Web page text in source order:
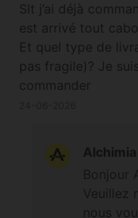
Slt j’ai déjà
est arrivé tout
Et quel type de
pas fragile)? Je
commander